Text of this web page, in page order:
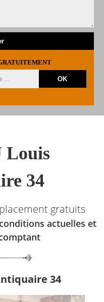
Louis
34
gratuits
actuelles et
34